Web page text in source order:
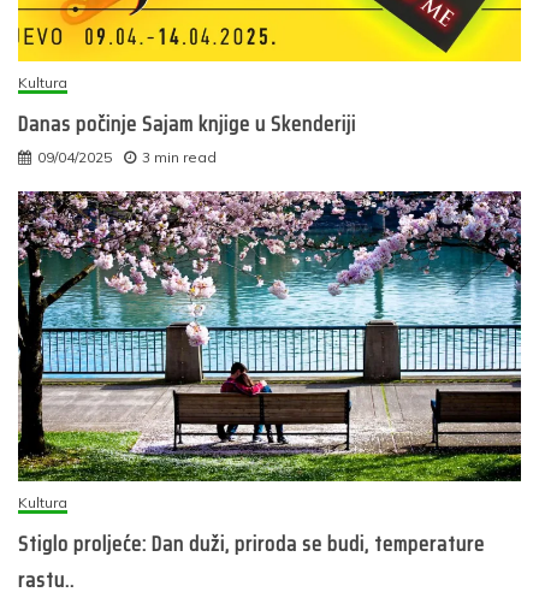
Kultura
Danas počinje Sajam knjige u Skenderiji
09/04/2025 3 min read
Kultura
Stiglo proljeće: Dan duži, priroda se budi, temperature
rastu..